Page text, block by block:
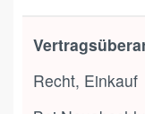
Recht, Einkauf